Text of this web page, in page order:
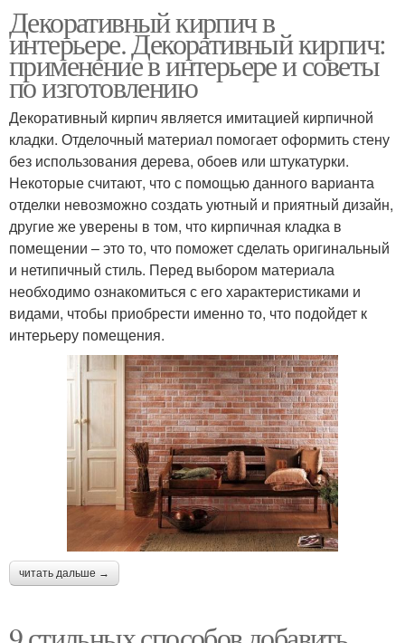
Декоративный кирпич в
интерьере. Декоративный кирпич:
применение в интерьере и советы
по изготовлению
Декоративный кирпич является имитацией кирпичной
кладки. Отделочный материал помогает оформить стену
без использования дерева, обоев или штукатурки.
Некоторые считают, что с помощью данного варианта
отделки невозможно создать уютный и приятный дизайн,
другие же уверены в том, что кирпичная кладка в
помещении – это то, что поможет сделать оригинальный
и нетипичный стиль. Перед выбором материала
необходимо ознакомиться с его характеристиками и
видами, чтобы приобрести именно то, что подойдет к
интерьеру помещения.
читать дальше →